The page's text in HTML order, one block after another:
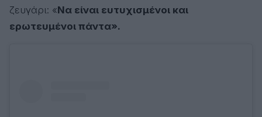
ζευγάρι: «Να είναι ευτυχισμένοι και
ερωτευμένοι πάντα».